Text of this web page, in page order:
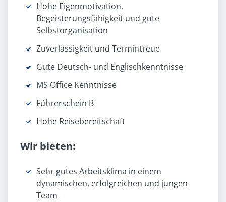
Hohe Eigenmotivation,
Begeisterungsfähigkeit und gute
Selbstorganisation
Zuverlässigkeit und Termintreue
Gute Deutsch- und Englischkenntnisse
MS Office Kenntnisse
Führerschein B
Hohe Reisebereitschaft
Wir bieten:
Sehr gutes Arbeitsklima in einem
dynamischen, erfolgreichen und jungen
Team